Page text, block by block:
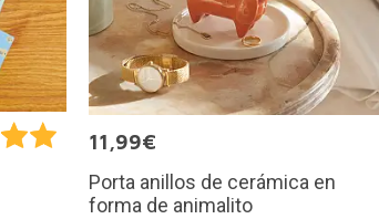
11,99€
Porta anillos de cerámica en
forma de animalito